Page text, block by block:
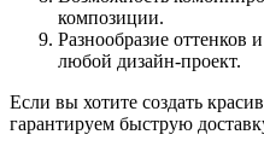
композиции.
Разнообразие оттенков
любой дизайн-проект.
Если вы хотите создать
гарантируем быструю